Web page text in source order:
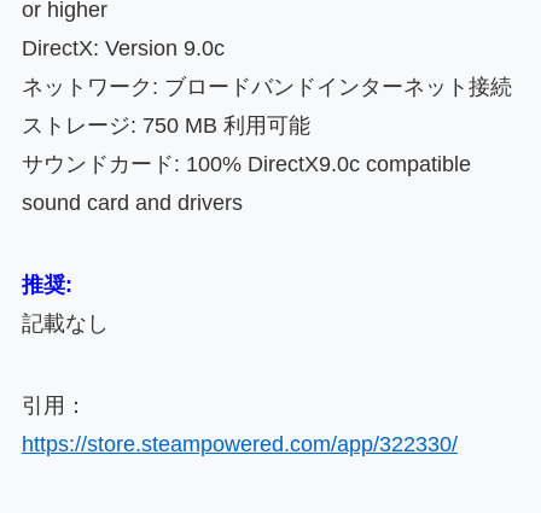
or higher
DirectX: Version 9.0c
ネットワーク: ブロードバンドインターネット接続
ストレージ: 750 MB 利用可能
サウンドカード: 100% DirectX9.0c compatible
sound card and drivers
推奨:
記載なし
引用：
https://store.steampowered.com/app/322330/